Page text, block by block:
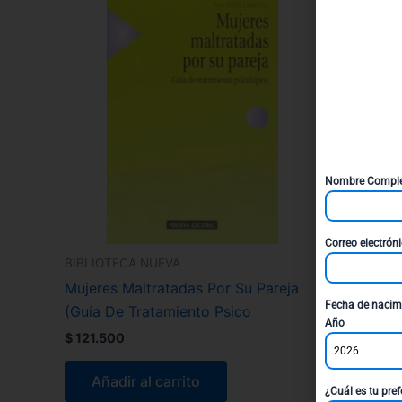
BIBLIOTECA NUEVA
Mujeres Maltratadas Por Su Pareja
(Guía De Tratamiento Psico
$ 121.500
Añadir al carrito
Nombre
Correo
Fecha de
Año
2026
¿Cuál es tu